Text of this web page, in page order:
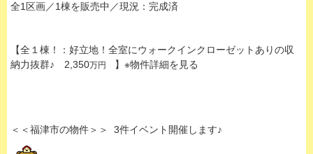
全1区画／1棟を販売中／現況：完成済
【全１棟！：好立地！全室にウォークインクローゼットありの収
納力抜群♪ 2,350万円 】※物件詳細を見る
＜＜福津市の物件＞＞ 3件イベント開催します♪